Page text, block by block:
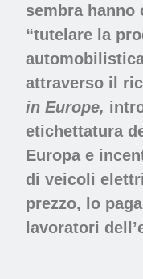
sembra hanno
“tutelare la
attraverso il
in Europe,
etichettatura
Europa e
di veicoli
prezzo, lo
lavoratori